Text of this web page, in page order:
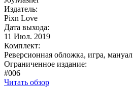
Издатель:
Pixn Love
Дата выхода:
11 Июл. 2019
Комплект:
Реверсионная обложка, игра, мануал
Ограниченное издание:
#006
Читать обзор